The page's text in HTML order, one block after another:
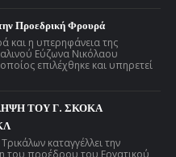
Προεδρική Φρουρά
και η υπερηφάνεια της
Εύζωνα Νικόλαου
επιλέχθηκε και υπηρετεί
ΤΟΥ Γ. ΣΚΟΚΑ
καταγγέλλει την